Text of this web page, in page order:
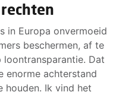
in Europa onvermoeid
beschermen, af te
Dat
enorme achterstand
houden. Ik vind het